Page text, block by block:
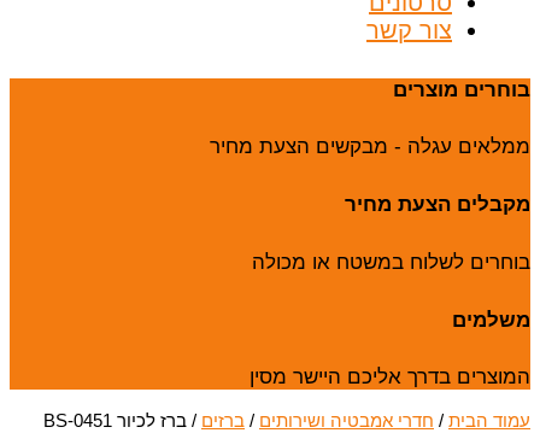
צור קשר
בוחרים מוצרים
ממלאים עגלה - מבקשים הצעת מחיר
מקבלים הצעת מחיר
בוחרים לשלוח במשטח או מכולה
משלמים
המוצרים בדרך אליכם היישר מסין
עמוד הבית / חדרי אמבטיה ושירותים / ברזים / ברז לכיור BS-0451